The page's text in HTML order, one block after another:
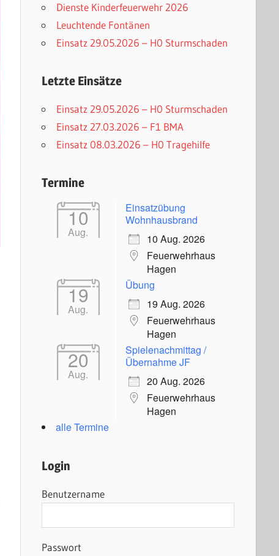
Dienste Kinderfeuerwehr 2026
Leuchtende Fontänen
Einsatz 29.05.2026 – H0 Sturmschaden
Letzte Einsätze
Einsatz 29.05.2026 – H0 Sturmschaden
Einsatz 27.03.2026 – F1 BMA
Einsatz 08.03.2026 – H0 Tragehilfe
Termine
10
Aug.
Einsatzübung
Wohnhausbrand
10 Aug. 2026
Feuerwehrhaus
Hagen
19
Aug.
Übung
19 Aug. 2026
Feuerwehrhaus
Hagen
20
Aug.
Spielenachmittag /
Übernahme JF
20 Aug. 2026
Feuerwehrhaus
Hagen
alle Termine
Login
Benutzername
Passwort